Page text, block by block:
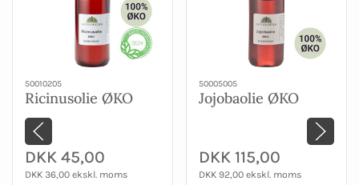
50010205
Ricinusolie ØKO
DKK 45,00
DKK 36,00 ekskl. moms
50005005
Jojobaolie ØKO
DKK 115,00
DKK 92,00 ekskl. moms